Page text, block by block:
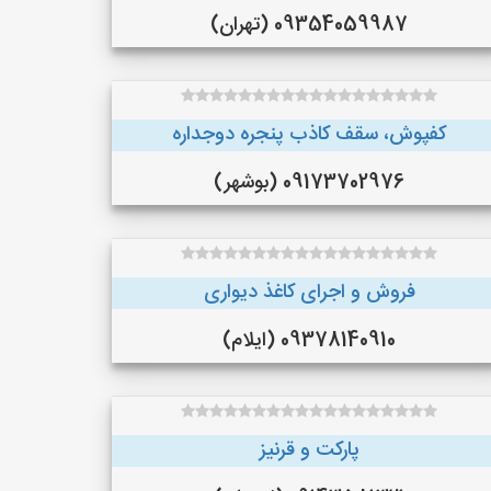
09354059987 (تهران)
کفپوش، سقف کاذب پنجره دوجداره
09173702976 (بوشهر)
فروش و اجرای کاغذ دیواری
09378140910 (ایلام)
پارکت و قرنیز